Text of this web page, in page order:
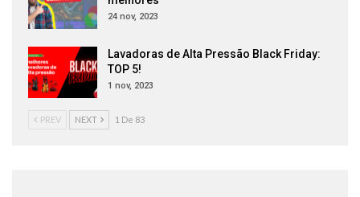
24 nov, 2023
Lavadoras de Alta Pressão Black Friday:
TOP 5!
1 nov, 2023
PREV NEXT 1 De 83